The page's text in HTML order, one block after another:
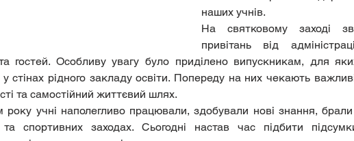
наших учнів.
На святковому заході
привітань від
гостей. Особливу увагу було приділено випускникам, для
у стінах рідного закладу освіти. Попереду на них чекають
та самостійний життєвий шлях.
року учні наполегливо працювали, здобували нові знання,
спортивних заходах. Сьогодні настав час підбити